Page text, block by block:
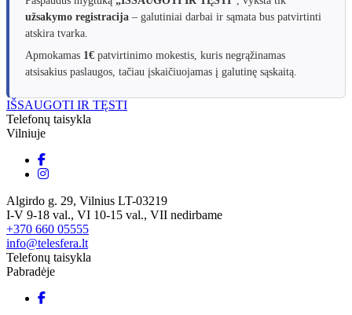
užsakymo registracija – galutiniai darbai ir sąmata bus patvirtinti
atskira tvarka.
Apmokamas 1€ patvirtinimo mokestis, kuris negrąžinamas
atsisakius paslaugos, tačiau įskaičiuojamas į galutinę sąskaitą.
IŠSAUGOTI IR TĘSTI
Telefonų taisykla
Vilniuje
Algirdo g. 29, Vilnius LT-03219
I-V 9-18 val., VI 10-15 val., VII nedirbame
+370 660 05555
info@telesfera.lt
Telefonų taisykla
Pabradėje